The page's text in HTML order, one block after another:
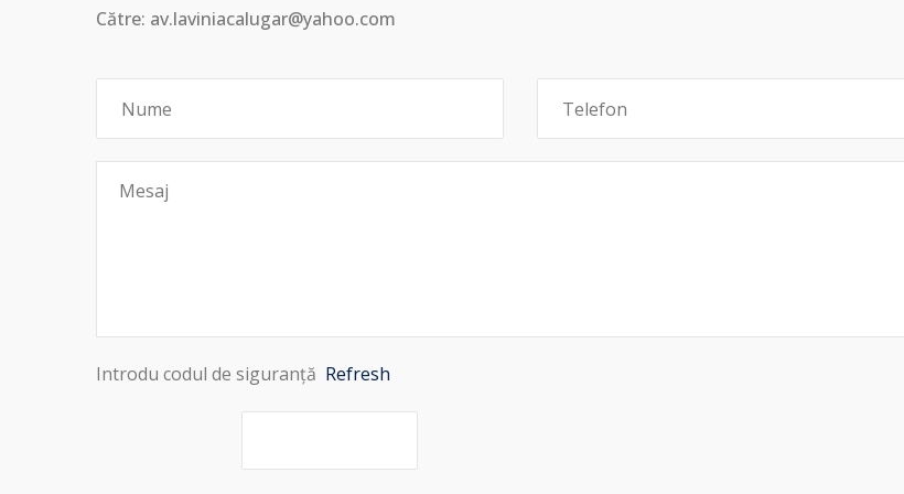
Către: av.laviniacalugar@yahoo.com
Introdu codul de siguranță Refresh